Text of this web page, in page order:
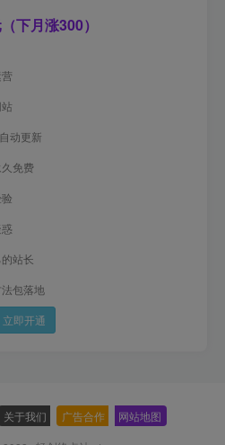
下月涨300）
动更新
免费
站长
包落地
立即开通
关于我们 广告合作 网站地图